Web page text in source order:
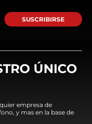
SUSCRIBIRSE
ÚNICO
empresa de
y mas en la base de